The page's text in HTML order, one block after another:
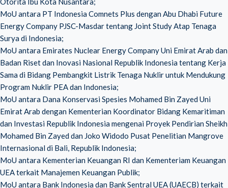
MoU antara PT Indonesia Comnets Plus dengan Abu Dhabi Future
Energy Company PJSC-Masdar tentang Joint Study Atap Tenaga
Surya di Indonesia;
MoU antara Emirates Nuclear Energy Company Uni Emirat Arab dan
Badan Riset dan Inovasi Nasional Republik Indonesia tentang Kerja
Sama di Bidang Pembangkit Listrik Tenaga Nuklir untuk Mendukung
Program Nuklir PEA dan Indonesia;
MoU antara Dana Konservasi Spesies Mohamed Bin Zayed Uni
Emirat Arab dengan Kementerian Koordinator Bidang Kemaritiman
dan Investasi Republik Indonesia mengenai Proyek Pendirian Sheikh
Mohamed Bin Zayed dan Joko Widodo Pusat Penelitian Mangrove
Internasional di Bali, Republik Indonesia;
MoU antara Kementerian Keuangan RI dan Kementeriam Keuangan
UEA terkait Manajemen Keuangan Publik;
MoU antara Bank Indonesia dan Bank Sentral UEA (UAECB) terkait